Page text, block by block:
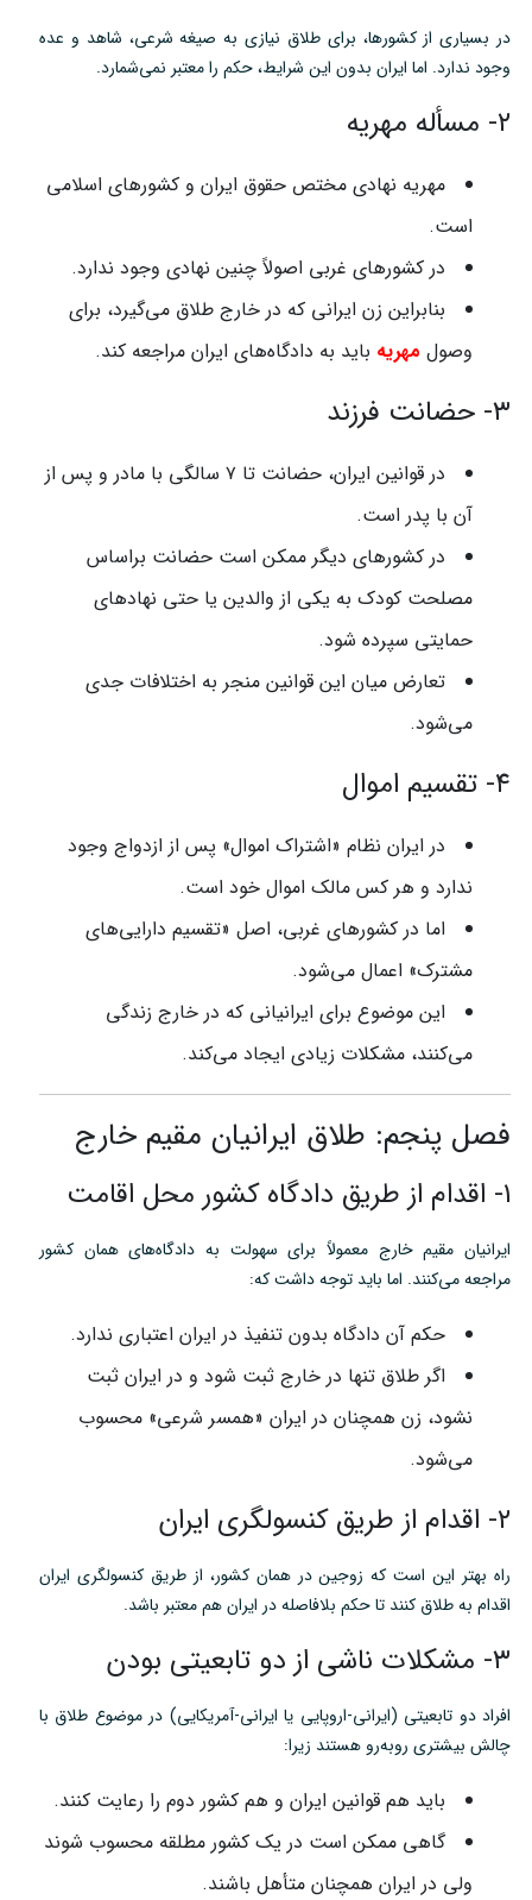
در بسیاری از کشورها، برای طلاق نیازی به صیغه شرعی، شاهد و عده
وجود ندارد. اما ایران بدون این شرایط، حکم را معتبر نمی‌شمارد.
۲- مسأله مهریه
مهریه نهادی مختص حقوق ایران و کشورهای اسلامی
است.
در کشورهای غربی اصولاً چنین نهادی وجود ندارد.
بنابراین زن ایرانی که در خارج طلاق می‌گیرد، برای
وصول مهریه باید به دادگاه‌های ایران مراجعه کند.
۳- حضانت فرزند
در قوانین ایران، حضانت تا ۷ سالگی با مادر و پس از
آن با پدر است.
در کشورهای دیگر ممکن است حضانت براساس
مصلحت کودک به یکی از والدین یا حتی نهادهای
حمایتی سپرده شود.
تعارض میان این قوانین منجر به اختلافات جدی
می‌شود.
۴- تقسیم اموال
در ایران نظام «اشتراک اموال» پس از ازدواج وجود
ندارد و هر کس مالک اموال خود است.
اما در کشورهای غربی، اصل «تقسیم دارایی‌های
مشترک» اعمال می‌شود.
این موضوع برای ایرانیانی که در خارج زندگی
می‌کنند، مشکلات زیادی ایجاد می‌کند.
فصل پنجم: طلاق ایرانیان مقیم خارج
۱- اقدام از طریق دادگاه کشور محل اقامت
ایرانیان مقیم خارج معمولاً برای سهولت به دادگاه‌های همان کشور
مراجعه می‌کنند. اما باید توجه داشت که:
حکم آن دادگاه بدون تنفیذ در ایران اعتباری ندارد.
اگر طلاق تنها در خارج ثبت شود و در ایران ثبت
نشود، زن همچنان در ایران «همسر شرعی» محسوب
می‌شود.
۲- اقدام از طریق کنسولگری ایران
راه بهتر این است که زوجین در همان کشور، از طریق کنسولگری ایران
اقدام به طلاق کنند تا حکم بلافاصله در ایران هم معتبر باشد.
۳- مشکلات ناشی از دو تابعیتی بودن
افراد دو تابعیتی (ایرانی-اروپایی یا ایرانی-آمریکایی) در موضوع طلاق با
چالش بیشتری روبه‌رو هستند زیرا:
باید هم قوانین ایران و هم کشور دوم را رعایت کنند.
گاهی ممکن است در یک کشور مطلقه محسوب شوند
ولی در ایران همچنان متأهل باشند.